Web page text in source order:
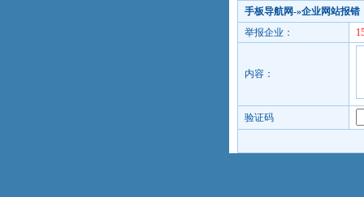
手板导航网-»企业网站报错
举报企业：
内容：
验证码